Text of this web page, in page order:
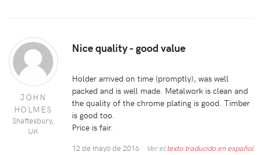
JOHN
HOLMES
Shaftesbury,
UK
Nice quality - good value
Holder arrived on time (promptly), was well
packed and is well made. Metalwork is clean and
the quality of the chrome plating is good. Timber
is good too.
Price is fair.
12 de mayo de 2016 Ver eltexto traducido en español